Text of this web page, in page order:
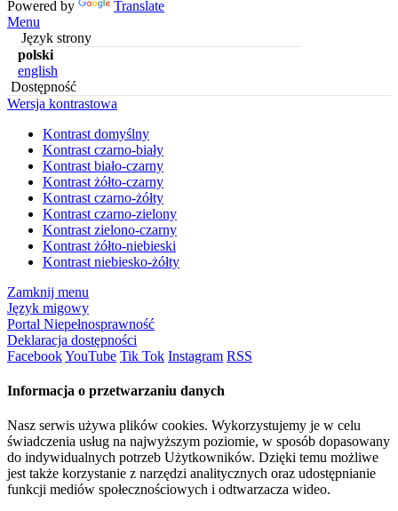
Powered by
Translate
Menu
Język strony
polski
english
Dostępność
Wersja kontrastowa
Kontrast domyślny
Kontrast czarno-biały
Kontrast biało-czarny
Kontrast żółto-czarny
Kontrast czarno-żółty
Kontrast czarno-zielony
Kontrast zielono-czarny
Kontrast żółto-niebieski
Kontrast niebiesko-żółty
Zamknij menu
Język migowy
Portal Niepełnosprawność
Deklaracja dostępności
FacebookYouTube Tik Tok Instagram RSS
Informacja o przetwarzaniu danych
Nasz serwis używa plików cookies. Wykorzystujemy je w celu
świadczenia usług na najwyższym poziomie, w sposób dopasowany
do indywidualnych potrzeb Użytkowników. Dzięki temu możliwe
jest także korzystanie z narzędzi analitycznych oraz udostępnianie
funkcji mediów społecznościowych i odtwarzacza wideo.